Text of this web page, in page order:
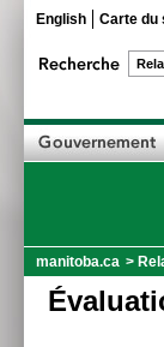
English Carte du
manitoba.ca >